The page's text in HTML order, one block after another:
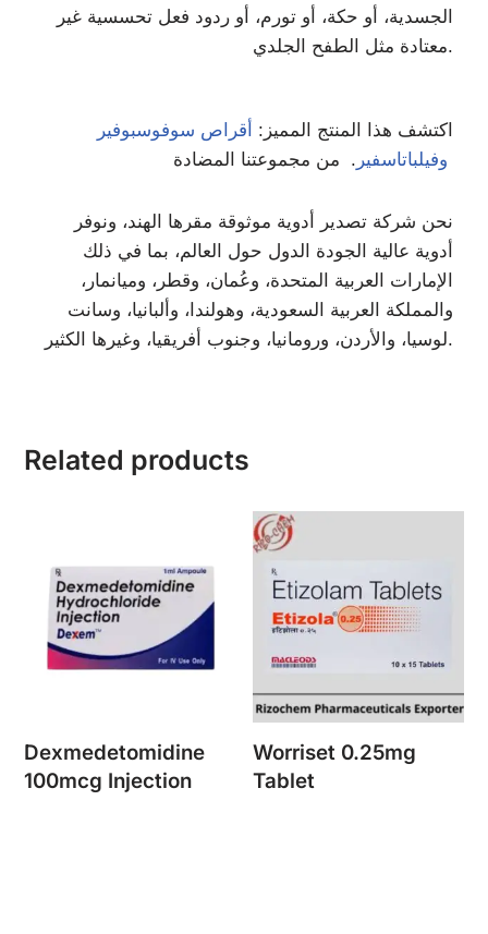
الجسدية، أو حكة، أو تورم، أو ردود فعل تحسسية غير
معتادة مثل الطفح الجلدي.
اكتشف هذا المنتج المميز:
أقراص سوفوسبوفير
وفيلباتاسفير
نحن شركة تصدير أدوية موثوقة مقرها الهند، ونوفر
أدوية عالية الجودة الدول حول العالم، بما في ذلك
الإمارات العربية المتحدة، وعُمان، وقطر، وميانمار،
والمملكة العربية السعودية، وهولندا، وألبانيا، وسانت
لوسيا، والأردن، ورومانيا، وجنوب أفريقيا، وغيرها الكثير.
Related products
Dexmedetomidine
100mcg Injection
Worriset 0.25mg
Tablet